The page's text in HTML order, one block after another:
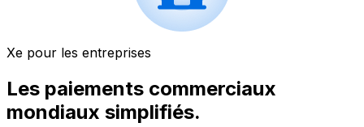
Xe pour les entreprises
Les paiements commerciaux
mondiaux simplifiés.